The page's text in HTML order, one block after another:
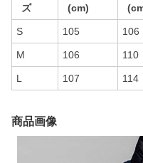
ズ
(cm)
S 105 106
M 106 110
L 107 114
商品画像